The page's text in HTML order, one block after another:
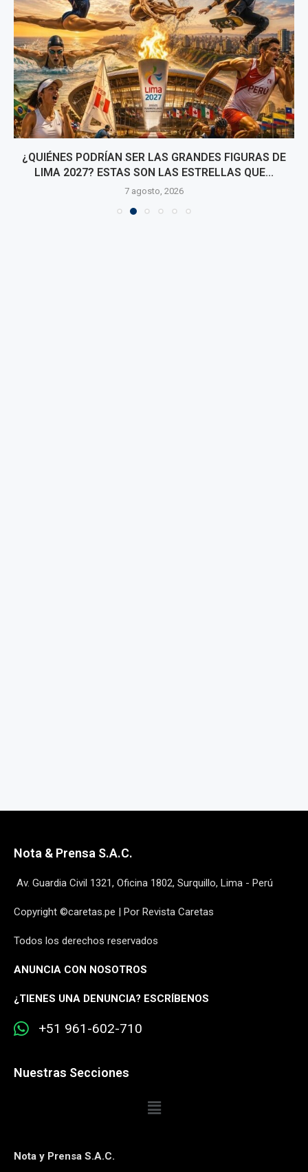
¿QUIÉNES PODRÍAN SER LAS GRANDES FIGURAS DE
LIMA 2027? ESTAS SON LAS ESTRELLAS QUE...
7 agosto, 2026
Nota & Prensa S.A.C.
Av. Guardia Civil 1321, Oficina 1802, Surquillo, Lima - Perú
Copyright ©caretas.pe | Por Revista Caretas
Todos los derechos reservados
ANUNCIA CON NOSOTROS
¿TIENES UNA DENUNCIA? ESCRÍBENOS
+51 961-602-710
Nuestras Secciones
Nota y Prensa S.A.C.